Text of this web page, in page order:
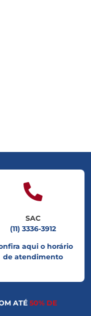
SAC
(11) 3336-3912
aqui o horário
de atendimento
ATÉ 50% DE